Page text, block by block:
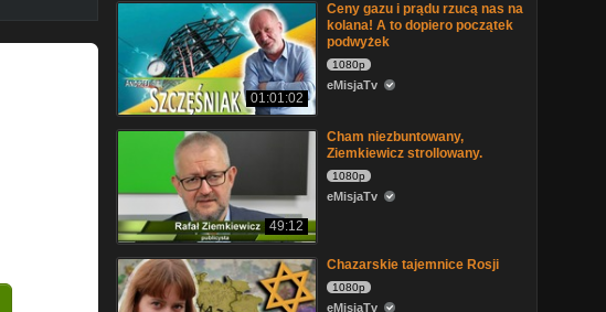
01:01:02
Ceny gazu i prądu rzucą nas na
kolana! A to dopiero początek
podwyżek
1080p
eMisjaTv
49:12
Cham niezbuntowany,
Ziemkiewicz strollowany.
1080p
eMisjaTv
Chazarskie tajemnice Rosji
1080p
eMisjaTv